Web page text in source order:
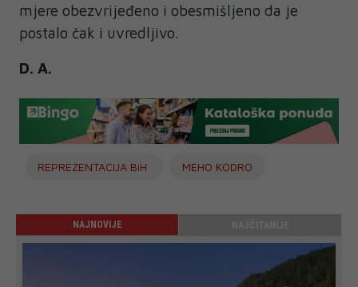
mjere obezvrijeđeno i obesmišljeno da je
postalo čak i uvredljivo.
D. A.
REPREZENTACIJA BiH MEHO KODRO
NAJNOVIJE